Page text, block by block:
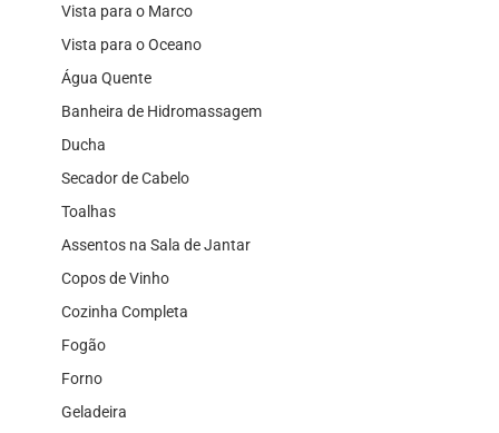
Vista para o Marco
Vista para o Oceano
Água Quente
Banheira de Hidromassagem
Ducha
Secador de Cabelo
Toalhas
Assentos na Sala de Jantar
Copos de Vinho
Cozinha Completa
Fogão
Forno
Geladeira